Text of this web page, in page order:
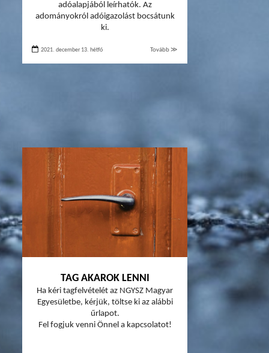
adóalapjából leírhatók. Az
adományokról adóigazolást bocsátunk
ki.
2021. december 13. hétfő Tovább ≫
TAG AKAROK LENNI
Ha kéri tagfelvételét az NGYSZ Magyar
Egyesületbe, kérjük, töltse ki az alábbi
űrlapot.
Fel fogjuk venni Önnel a kapcsolatot!